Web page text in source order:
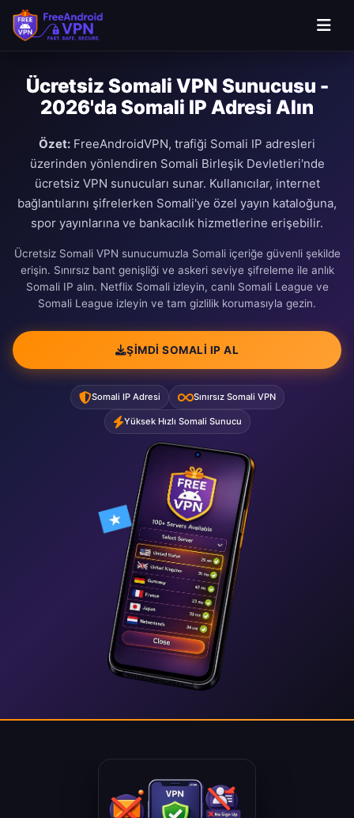
Ücretsiz Somali VPN Sunucusu -
2026'da Somali IP Adresi Alın
Özet: FreeAndroidVPN, trafiği Somali IP adresleri
üzerinden yönlendiren Somali Birleşik Devletleri'nde
ücretsiz VPN sunucuları sunar. Kullanıcılar, internet
bağlantılarını şifrelerken Somali'ye özel yayın kataloğuna,
spor yayınlarına ve bankacılık hizmetlerine erişebilir.
Ücretsiz Somali VPN sunucumuzla Somali içeriğe güvenli şekilde
erişin. Sınırsız bant genişliği ve askeri seviye şifreleme ile anlık
Somali IP alın. Netflix Somali izleyin, canlı Somali League ve
Somali League izleyin ve tam gizlilik korumasıyla gezin.
ŞIMDI SOMALI IP AL
Somali IP Adresi Sınırsız Somali VPN
Yüksek Hızlı Somali Sunucu